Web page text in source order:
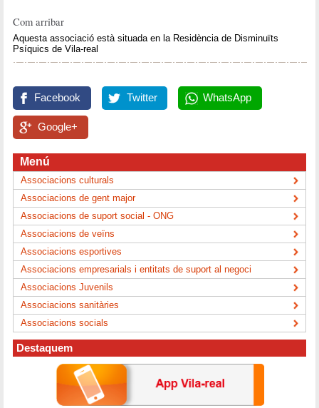
Com arribar
Aquesta associació està situada en la Residència de Disminuïts
Psíquics de Vila-real
Facebook Twitter WhatsApp
Google+
Menú
Associacions culturals
Associacions de gent major
Associacions de suport social - ONG
Associacions de veïns
Associacions esportives
Associacions empresarials i entitats de suport al negoci
Associacions Juvenils
Associacions sanitàries
Associacions socials
Destaquem